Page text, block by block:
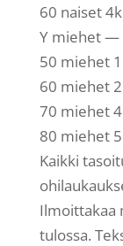
60 naiset
Y miehet —
50 miehet
60 miehet
70 miehet
80 miehet
Kaikki
Ilmoittakaa
tulossa.